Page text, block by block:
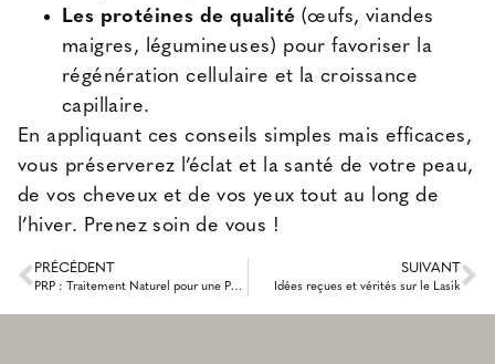
Les protéines de qualité (œufs, viandes
maigres, légumineuses) pour favoriser la
régénération cellulaire et la croissance
capillaire.
En appliquant ces conseils simples mais efficaces,
vous préserverez l’éclat et la santé de votre peau,
de vos cheveux et de vos yeux tout au long de
l’hiver. Prenez soin de vous !
PRÉCÉDENT
PRP : Traitement Naturel pour une Peau Éclatante et des Cheveux Forts
SUIVANT
Idées reçues et vérités sur le Lasik